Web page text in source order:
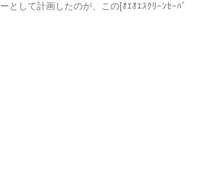
して計画したのが、この[ｵｴｵｴｽｸﾘｰﾝｾｰﾊﾞ